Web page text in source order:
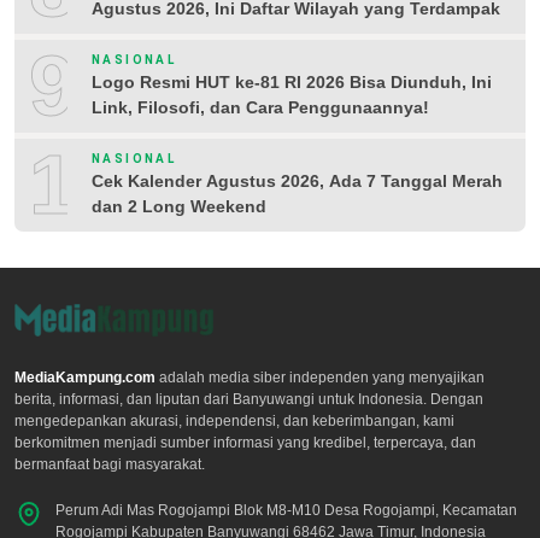
Agustus 2026, Ini Daftar Wilayah yang Terdampak
9 NASIONAL
Logo Resmi HUT ke-81 RI 2026 Bisa Diunduh, Ini
Link, Filosofi, dan Cara Penggunaannya!
10NASIONAL
Cek Kalender Agustus 2026, Ada 7 Tanggal Merah
dan 2 Long Weekend
MediaKampung.com adalah media siber independen yang menyajikan
berita, informasi, dan liputan dari Banyuwangi untuk Indonesia. Dengan
mengedepankan akurasi, independensi, dan keberimbangan, kami
berkomitmen menjadi sumber informasi yang kredibel, terpercaya, dan
bermanfaat bagi masyarakat.
Perum Adi Mas Rogojampi Blok M8-M10 Desa Rogojampi, Kecamatan
Rogojampi Kabupaten Banyuwangi 68462 Jawa Timur, Indonesia